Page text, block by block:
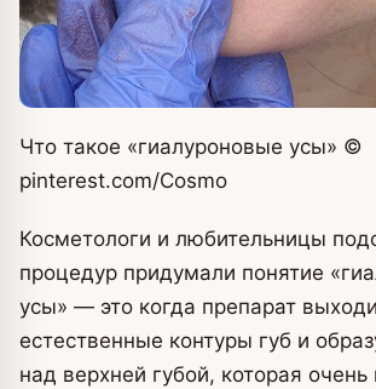
Что такое «гиалуроновые усы» ©
pinterest.com/Cosmo
Косметологи и любительницы
процедур придумали понятие
усы» — это когда препарат
естественные контуры губ и
над верхней губой, которая